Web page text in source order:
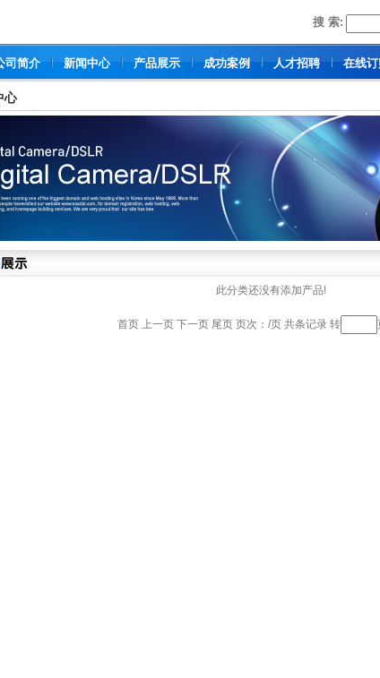
搜 索:
司简介 新闻中心 产品展示 成功案例 人才招聘 在线订
心
此分类还没有添加产品!
首页 上一页 下一页 尾页 页次：/页 共条记录 转